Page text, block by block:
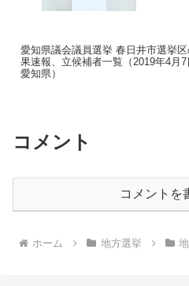
愛知県議会議員選挙 春日井市選挙
果速報、立候補者一覧（2019年4月7
愛知県）
コメント
コメントを
ホーム 地方選挙